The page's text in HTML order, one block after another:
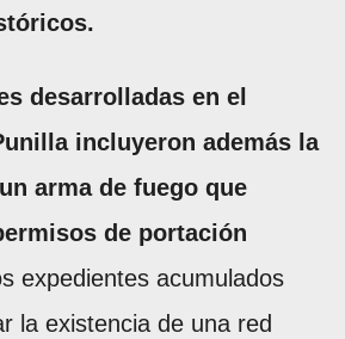
desarrolladas en el
incluyeron además la
arma de fuego que
de portación
expedientes acumulados
la existencia de una red